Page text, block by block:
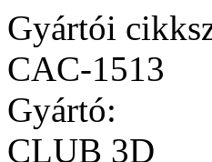
Gyártói
CAC-1513
Gyártó:
CLUB 3D